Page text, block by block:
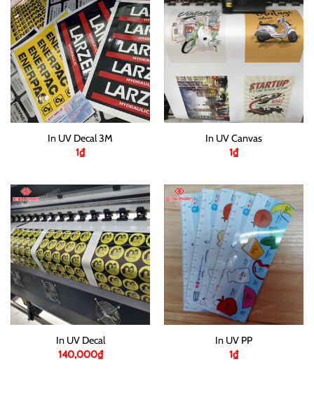
In UV Decal 3M
1₫
In UV Canvas
1₫
In UV Decal
140,000₫
In UV PP
1₫